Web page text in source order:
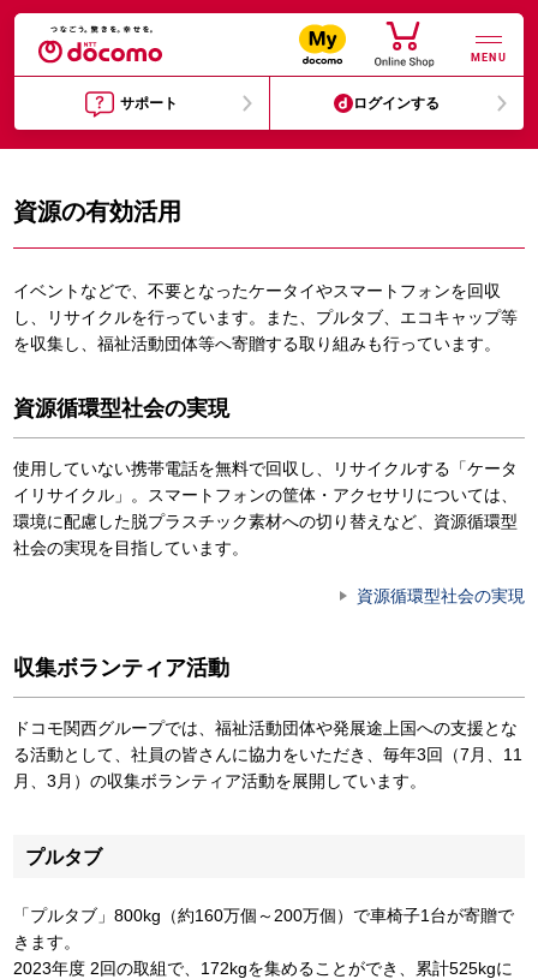
MENU
サポート ログインする
資源の有効活用
イベントなどで、不要となったケータイやスマートフォンを回収
し、リサイクルを行っています。また、プルタブ、エコキャップ等
を収集し、福祉活動団体等へ寄贈する取り組みも行っています。
資源循環型社会の実現
使用していない携帯電話を無料で回収し、リサイクルする「ケータ
イリサイクル」。スマートフォンの筐体・アクセサリについては、
環境に配慮した脱プラスチック素材への切り替えなど、資源循環型
社会の実現を目指しています。
資源循環型社会の実現
収集ボランティア活動
ドコモ関西グループでは、福祉活動団体や発展途上国への支援とな
る活動として、社員の皆さんに協力をいただき、毎年3回（7月、11
月、3月）の収集ボランティア活動を展開しています。
プルタブ
「プルタブ」800kg（約160万個～200万個）で車椅子1台が寄贈で
きます。
2023年度 2回の取組で、172kgを集めることができ、累計525kgに